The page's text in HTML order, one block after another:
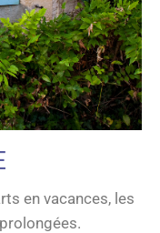
en vacances, les